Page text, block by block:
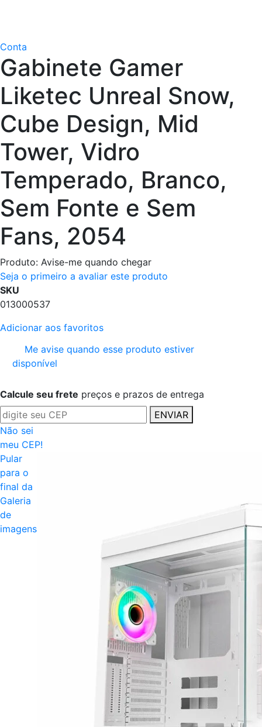
Conta
Gabinete Gamer
Liketec Unreal Snow,
Cube Design, Mid
Tower, Vidro
Temperado, Branco,
Sem Fonte e Sem
Fans, 2054
Produto: Avise-me quando chegar
Seja o primeiro a avaliar este produto
SKU
013000537
Adicionar aos favoritos
Me avise quando esse produto estiver
disponível
Calcule seu frete preços e prazos de entrega
ENVIAR
Não sei
meu CEP!
Pular
para o
final da
Galeria
de
imagens